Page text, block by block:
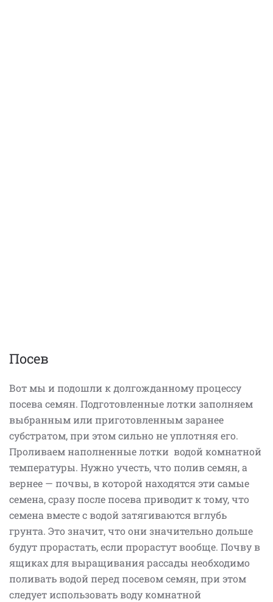
Посев
Вот мы и подошли к долгожданному процессу
посева семян. Подготовленные лотки заполняем
выбранным или приготовленным заранее
субстратом, при этом сильно не уплотняя его.
Проливаем наполненные лотки водой комнатной
температуры. Нужно учесть, что полив семян, а
вернее — почвы, в которой находятся эти самые
семена, сразу после посева приводит к тому, что
семена вместе с водой затягиваются вглубь
грунта. Это значит, что они значительно дольше
будут прорастать, если прорастут вообще. Почву в
ящиках для выращивания рассады необходимо
поливать водой перед посевом семян, при этом
следует использовать воду комнатной